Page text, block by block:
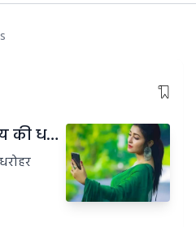
मोबाइल ने छीनी साहित्य की धरोहर